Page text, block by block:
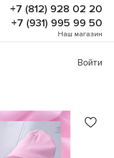
+7 (812) 928 02 20
+7 (931) 995 99 50
Наш магазин
Войти